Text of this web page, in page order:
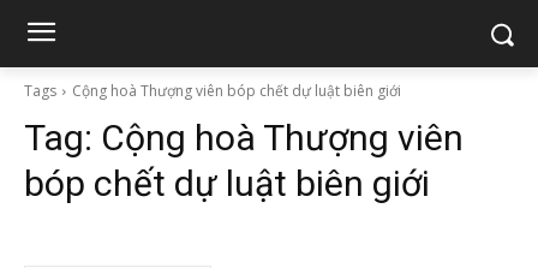
Tags Cộng hoà Thượng viên bóp chết dự luật biên giới
Tag: Cộng hoà Thượng viên
bóp chết dự luật biên giới